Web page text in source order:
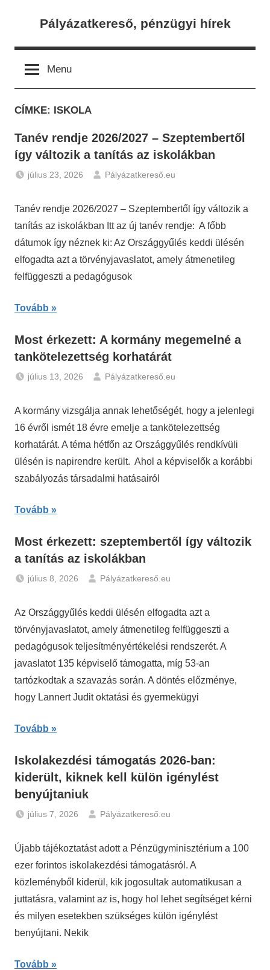
Pályázatkereső, pénzügyi hírek
Menu
CÍMKE: ISKOLA
Tanév rendje 2026/2027 – Szeptembertől
így változik a tanítás az iskolákban
július 23, 2026
Pályázatkereső.eu
Tanév rendje 2026/2027 – Szeptembertől így változik a
tanítás az iskolákban Itt az új tanév rendje: A főbb
dátumok így néznek ki: Az Országgyűlés keddi ülésén
elfogadta azt a törvényjavaslatot, amely átmenetileg
felfüggeszti a pedagógusok
Tovább
Most érkezett: A kormány megemelné a
tankötelezettség korhatárát
július 13, 2026
Pályázatkereső.eu
A kormány vizsgálja annak lehetőségét, hogy a jelenlegi
16 évről ismét 18 évre emelje a tankötelezettség
korhatárát. A téma hétfőn az Országgyűlés rendkívüli
ülésén is napirendre került. Ahol a képviselők a korábbi
szabályozás társadalmi hatásairól
Tovább
Most érkezett: szeptembertől így változik
a tanítás az iskolákban
július 8, 2026
Pályázatkereső.eu
Az Országgyűlés keddi ülésén elfogadta azt a
törvényjavaslatot, amely átmenetileg felfüggeszti a
pedagógusok teljesítményértékelési rendszerét. A
javaslatot 135 képviselő támogatta, míg 53-an
tartózkodtak a szavazás során. A döntés előzménye,
hogy Lannert Judit oktatási és gyermekügyi
Tovább
Iskolakezdési támogatás 2026-ban:
kiderült, kiknek kell külön igénylést
benyújtaniuk
július 7, 2026
Pályázatkereső.eu
Hírek
Újabb tájékoztatást adott a Pénzügyminisztérium a 100
ezer forintos iskolakezdési támogatásról. A
közleményből kiderül, kik jogosultak automatikusan a
juttatásra, valamint az is, hogy hol lehet segítséget kérni
és milyen esetekben szükséges külön igénylést
benyújtani. Nekik
Tovább